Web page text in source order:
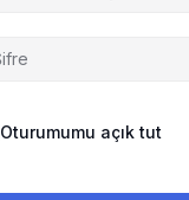
Oturumumu açık tut